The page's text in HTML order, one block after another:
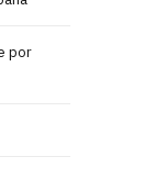
por